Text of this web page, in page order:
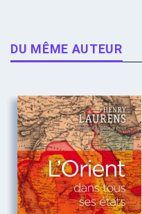
DU MÊME AUTEUR